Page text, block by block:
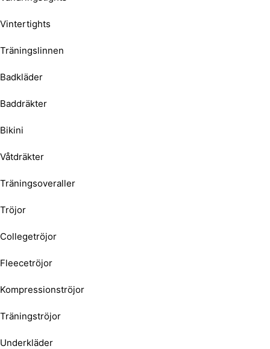
Vintertights
Träningslinnen
Badkläder
Baddräkter
Bikini
Våtdräkter
Träningsoveraller
Tröjor
Collegetröjor
Fleecetröjor
Kompressionströjor
Träningströjor
Underkläder